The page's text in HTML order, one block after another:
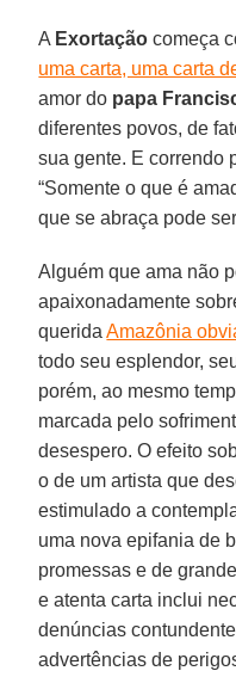
A Exortação começa
uma carta, uma carta
amor do papa
diferentes povos, de
sua gente. E correndo
“Somente o que é
que se abraça pode
Alguém que ama não
apaixonadamente
queridaAmazônia
todo seu esplendor,
porém, ao mesmo
marcada pelo
desespero. O efeito
o de um artista que
estimulado a
uma nova epifania de
promessas e de
e atenta carta inclui
denúncias
advertências de